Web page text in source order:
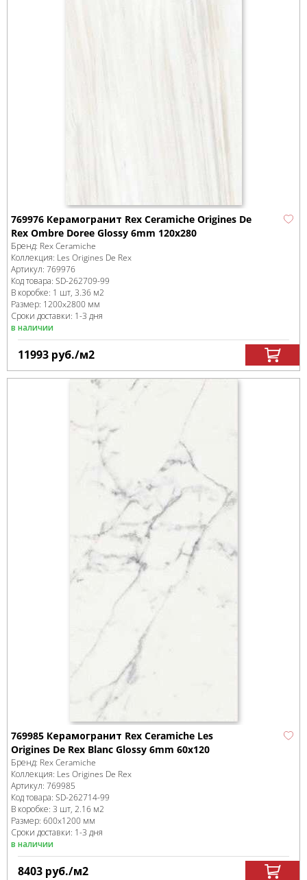
769976 Керамогранит Rex Ceramiche Origines De
Rex Ombre Doree Glossy 6mm 120x280
Бренд: Rex Ceramiche
Коллекция: Les Origines De Rex
Артикул: 769976
Код товара: SD-262709-99
В коробке: 1 шт, 3.36 м2
Размер: 1200x2800 мм
Сроки доставки: 1-3 дня
в наличии
11993 руб./м2
769985 Керамогранит Rex Ceramiche Les
Origines De Rex Blanc Glossy 6mm 60x120
Бренд: Rex Ceramiche
Коллекция: Les Origines De Rex
Артикул: 769985
Код товара: SD-262714-99
В коробке: 3 шт, 2.16 м2
Размер: 600x1200 мм
Сроки доставки: 1-3 дня
в наличии
8403 руб./м2